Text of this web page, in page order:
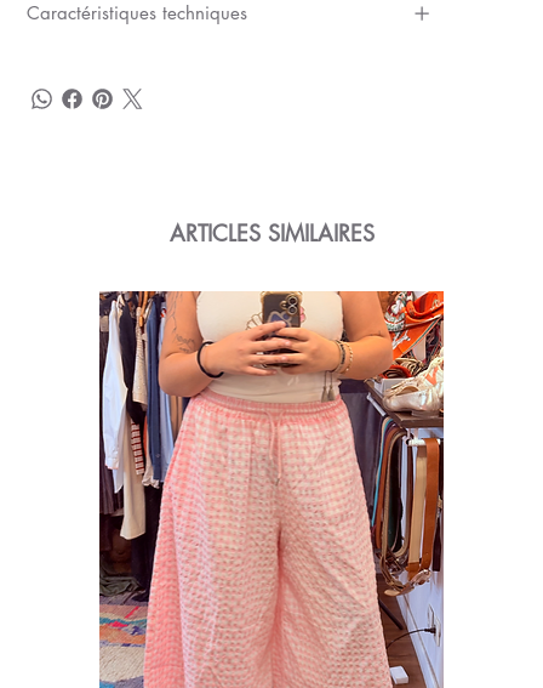
Caractéristiques techniques
ARTICLES SIMILAIRES